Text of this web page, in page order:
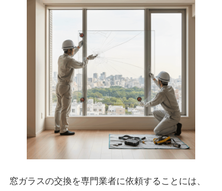
窓ガラスの交換を専門業者に依頼することには、